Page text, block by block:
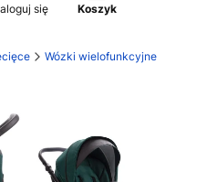
się Koszyk
Wózki wielofunkcyjne